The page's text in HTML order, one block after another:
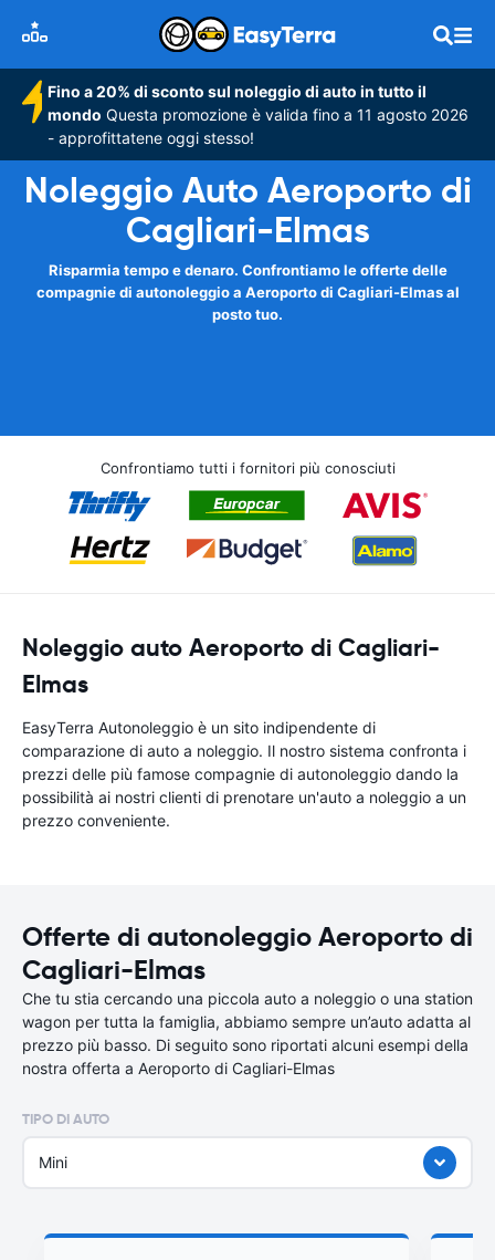
Fino a 20% di sconto sul noleggio di auto in tutto il
mondo Questa promozione è valida fino a 11 agosto 2026
- approfittatene oggi stesso!
Noleggio Auto Aeroporto di
Cagliari-Elmas
Risparmia tempo e denaro. Confrontiamo le offerte delle
compagnie di autonoleggio a Aeroporto di Cagliari-Elmas al
posto tuo.
Confrontiamo tutti i fornitori più conosciuti
Noleggio auto Aeroporto di Cagliari-
Elmas
EasyTerra Autonoleggio è un sito indipendente di
comparazione di auto a noleggio. Il nostro sistema confronta i
prezzi delle più famose compagnie di autonoleggio dando la
possibilità ai nostri clienti di prenotare un'auto a noleggio a un
prezzo conveniente.
Offerte di autonoleggio Aeroporto di
Cagliari-Elmas
Che tu stia cercando una piccola auto a noleggio o una station
wagon per tutta la famiglia, abbiamo sempre un’auto adatta al
prezzo più basso. Di seguito sono riportati alcuni esempi della
nostra offerta a Aeroporto di Cagliari-Elmas
TIPO DI AUTO
Mini